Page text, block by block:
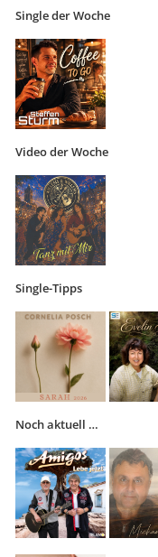
Single der Woche
Video der Woche
Single-Tipps
Noch aktuell …